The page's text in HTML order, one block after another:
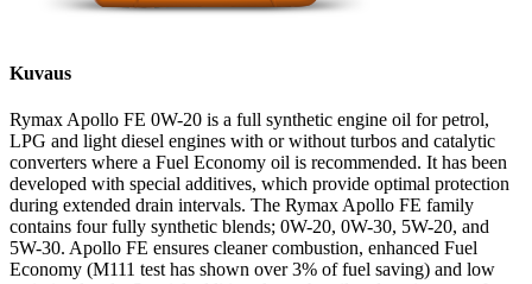
Kuvaus
Rymax Apollo FE 0W-20 is a full synthetic engine oil for petrol,
LPG and light diesel engines with or without turbos and catalytic
converters where a Fuel Economy oil is recommended. It has been
developed with special additives, which provide optimal protection
during extended drain intervals. The Rymax Apollo FE family
contains four fully synthetic blends; 0W-20, 0W-30, 5W-20, and
5W-30. Apollo FE ensures cleaner combustion, enhanced Fuel
Economy (M111 test has shown over 3% of fuel saving) and low